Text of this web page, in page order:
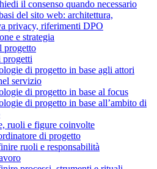
il consenso quando necessario
del sito web: architettura,
privacy, riferimenti DPO
e strategia
progetto
di progetto in base agli attori
servizio
di progetto in base al focus
di progetto in base all’ambito di
ruoli e figure coinvolte
di progetto
ruoli e responsabilità